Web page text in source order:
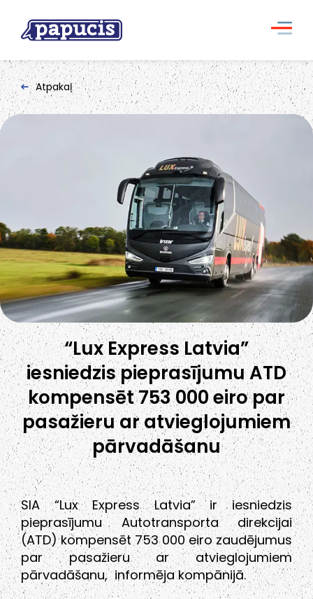
Atpakaļ
“Lux Express Latvia”
iesniedzis pieprasījumu ATD
kompensēt 753 000 eiro par
pasažieru ar atvieglojumiem
pārvadāšanu
SIA “Lux Express Latvia” ir iesniedzis
pieprasījumu Autotransporta direkcijai
(ATD) kompensēt 753 000 eiro zaudējumus
par pasažieru ar atvieglojumiem
pārvadāšanu, informēja kompānijā.